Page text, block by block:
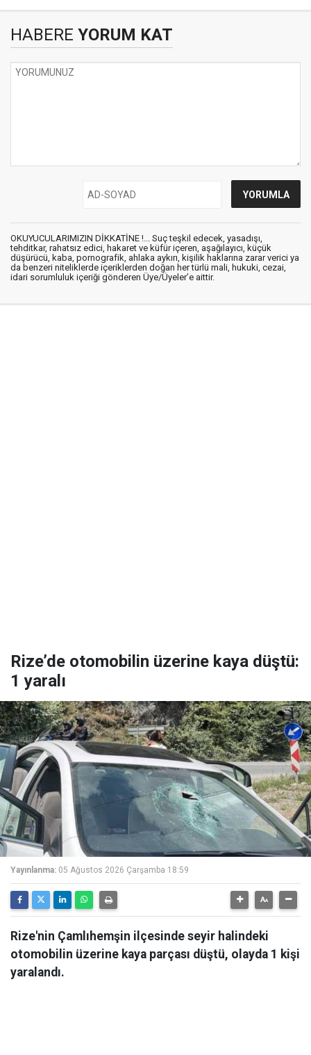
HABERE YORUM KAT
OKUYUCULARIMIZIN DİKKATİNE !... Suç teşkil edecek, yasadışı,
tehditkar, rahatsız edici, hakaret ve küfür içeren, aşağılayıcı, küçük
düşürücü, kaba, pornografik, ahlaka aykırı, kişilik haklarına zarar verici ya
da benzeri niteliklerde içeriklerden doğan her türlü mali, hukuki, cezai,
idari sorumluluk içeriği gönderen Üye/Üyeler’e aittir.
Rize’de otomobilin üzerine kaya düştü:
1 yaralı
Yayınlanma: 05 Ağustos 2026 Çarşamba 18:59
Rize'nin Çamlıhemşin ilçesinde seyir halindeki
otomobilin üzerine kaya parçası düştü, olayda 1 kişi
yaralandı.